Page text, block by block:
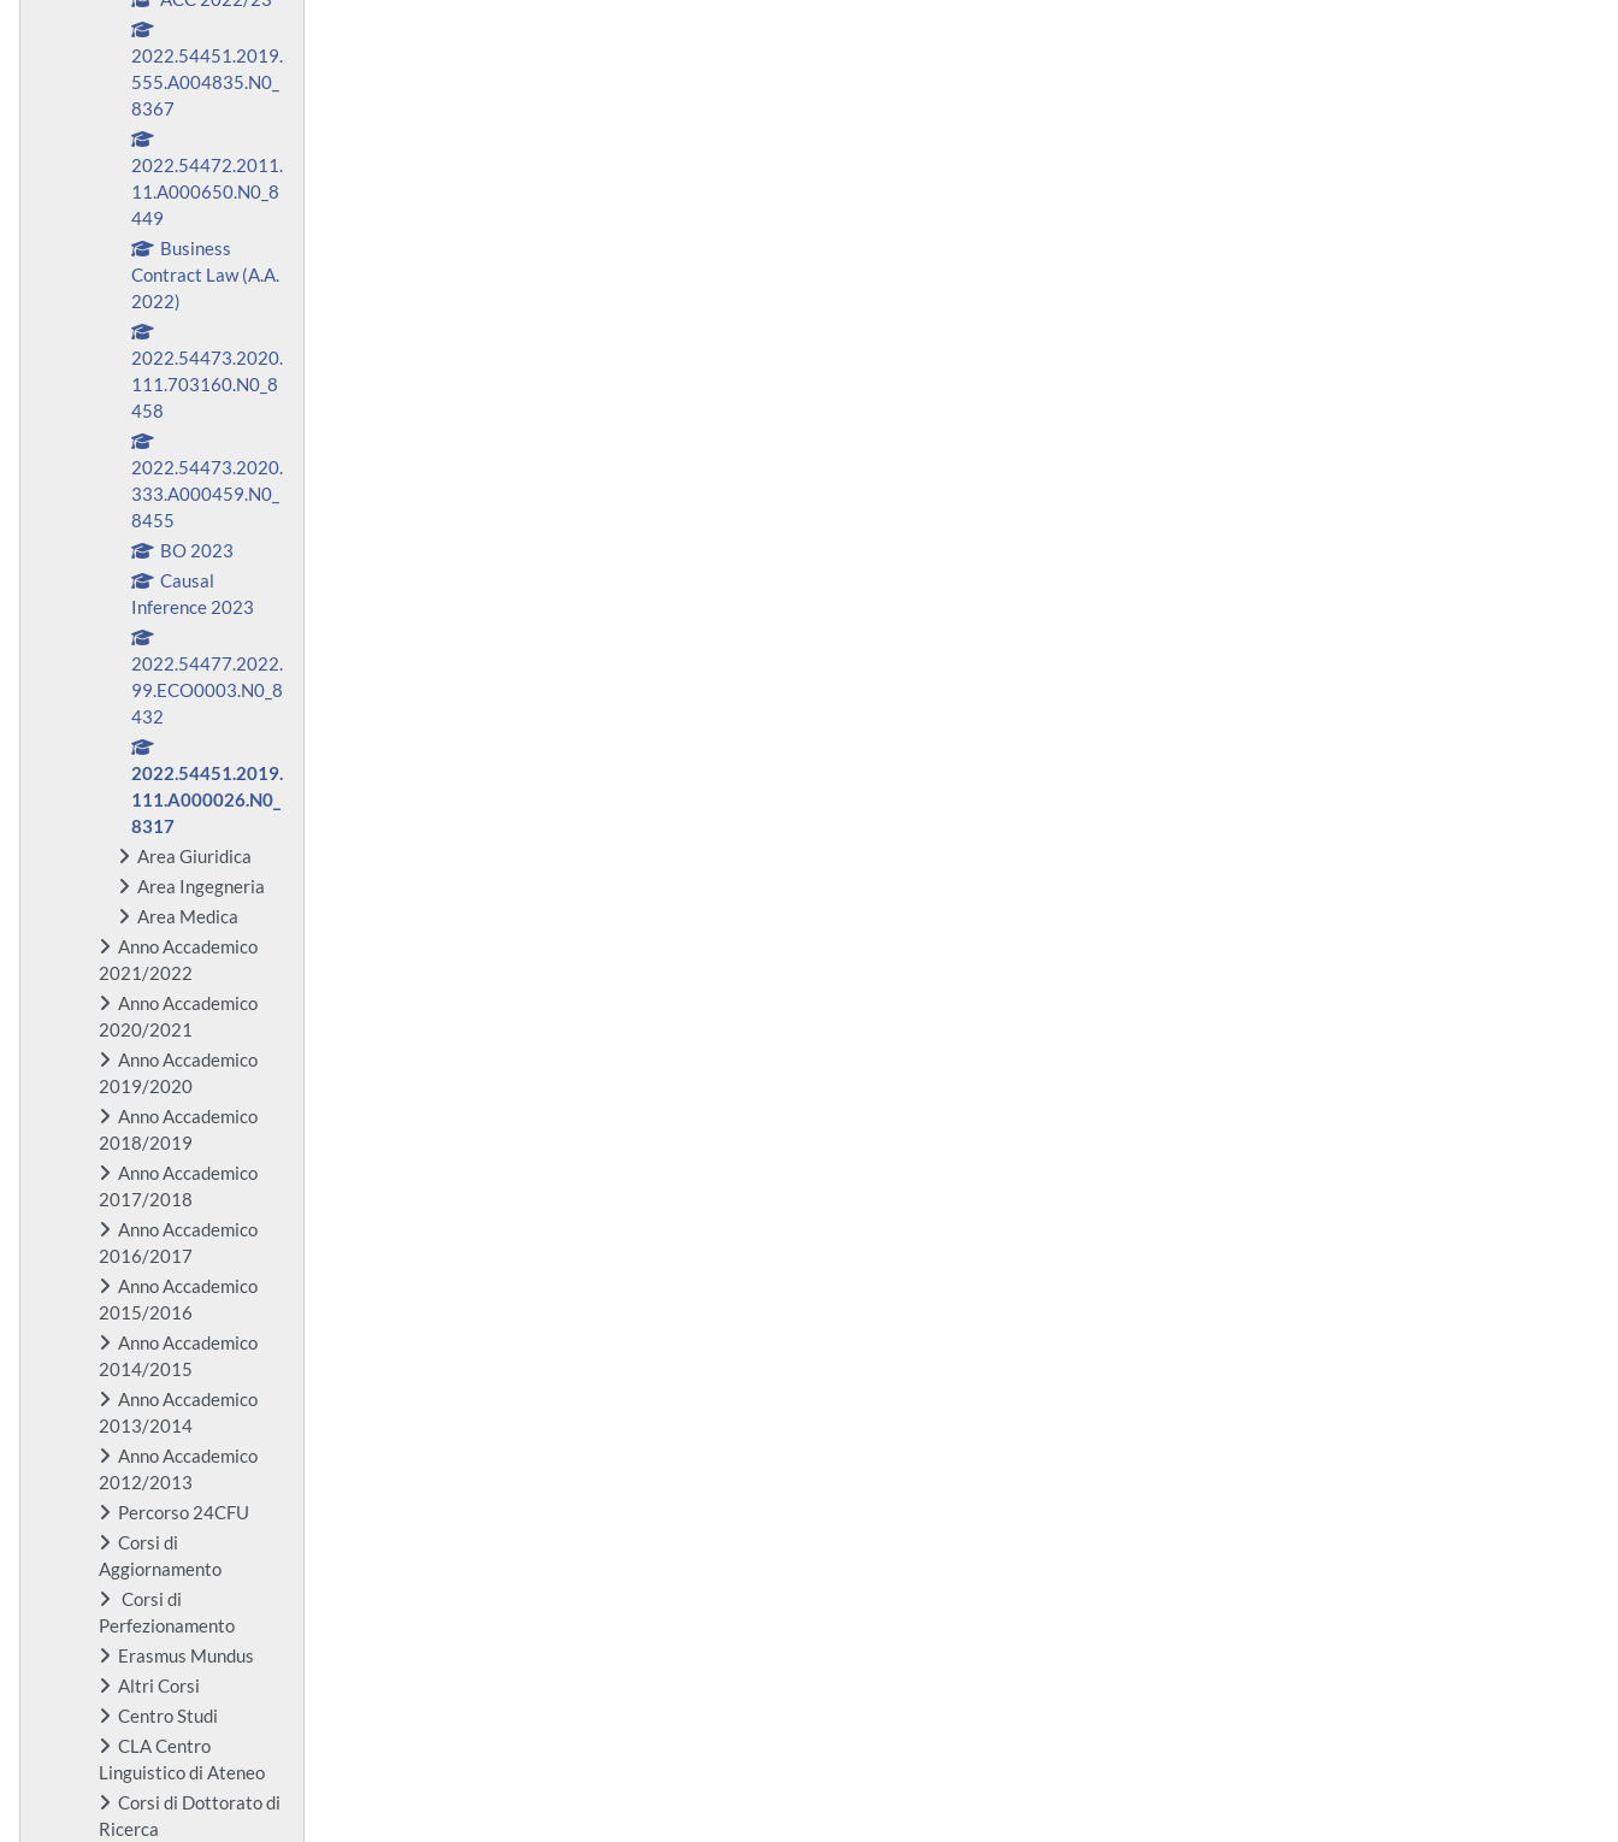
2022.54451.2019.
555.A004835.N0_
8367
2022.54472.2011.
11.A000650.N0_8
449
Business
Contract Law (A.A.
2022)
2022.54473.2020.
111.703160.N0_8
458
2022.54473.2020.
333.A000459.N0_
8455
BO 2023
Causal
Inference 2023
2022.54477.2022.
99.ECO0003.N0_8
432
2022.54451.2019.
111.A000026.N0_
8317
Area Giuridica
Area Ingegneria
Area Medica
Anno Accademico
2021/2022
Anno Accademico
2020/2021
Anno Accademico
2019/2020
Anno Accademico
2018/2019
Anno Accademico
2017/2018
Anno Accademico
2016/2017
Anno Accademico
2015/2016
Anno Accademico
2014/2015
Anno Accademico
2013/2014
Anno Accademico
2012/2013
Percorso 24CFU
Corsi di
Aggiornamento
Corsi di
Perfezionamento
Erasmus Mundus
Altri Corsi
Centro Studi
CLA Centro
Linguistico di Ateneo
Corsi di Dottorato di
Ricerca